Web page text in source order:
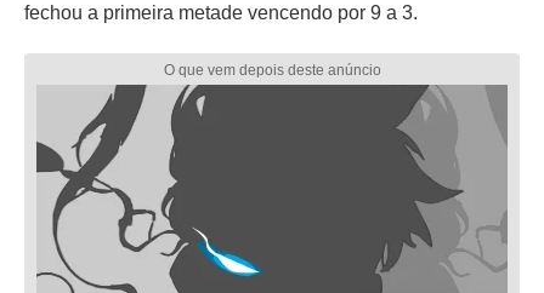
fechou a primeira metade vencendo por 9 a 3.